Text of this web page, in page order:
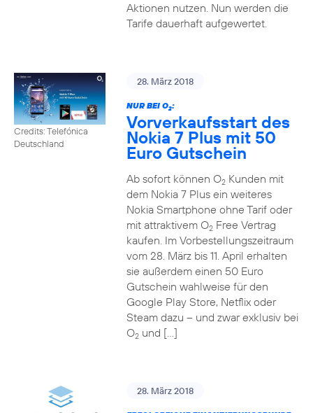
Aktionen nutzen. Nun werden die
Tarife dauerhaft aufgewertet.
Credits: Telefónica
Deutschland
28. März 2018
NUR BEI O2:
Vorverkaufsstart des
Nokia 7 Plus mit 50
Euro Gutschein
Ab sofort können O2Kunden mit
dem Nokia 7 Plus ein weiteres
Nokia Smartphone ohne Tarif oder
mit attraktivem O2Free Vertrag
kaufen. Im Vorbestellungszeitraum
vom 28. März bis 11. April erhalten
sie außerdem einen 50 Euro
Gutschein wahlweise für den
Google Play Store, Netflix oder
Steam dazu – und zwar exklusiv bei
O2und […]
28. März 2018